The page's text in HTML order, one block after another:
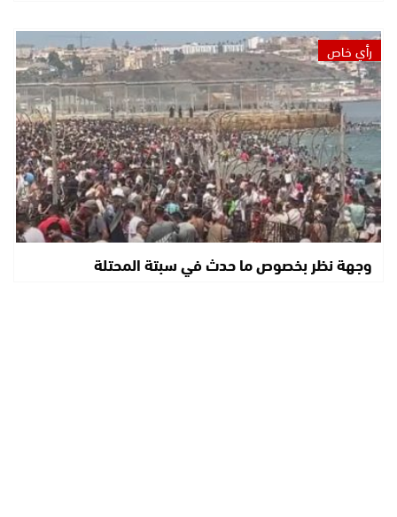
رأي خاص
وجهة نظر بخصوص ما حدث في سبتة المحتلة